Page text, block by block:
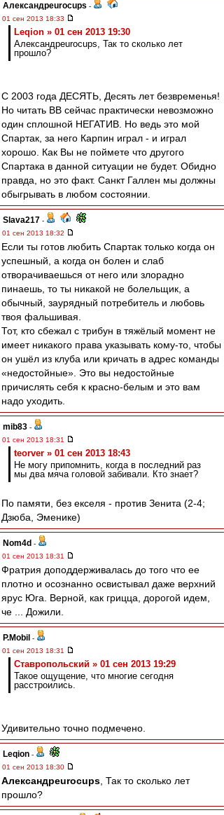
Александрeurocups -
01 сен 2013 18:33
Leqion » 01 сен 2013 19:30
Александрeurocups, Так то сколько лет
прошло?
С 2003 года ДЕСЯТЬ, Десять лет безвременья!
Но читать ВВ сейчас практически невозможно
один сплошной НЕГАТИВ. Но ведь это мой
Спартак, за него Карпин играл - и играл
хорошо. Как Вы не поймете что другого
Спартака в данной ситуации не будет. Обидно
правда, но это факт. Санкт Галлен мы должны
обыгрывать в любом состоянии.
Slava217 -
01 сен 2013 18:32
Если ты готов любить Спартак только когда он
успешный, а когда он болен и слаб
отворачиваешься от него или злорадно
пинаешь, то ты никакой не болельщик, а
обычный, заурядный потребитель и любовь
твоя фальшивая.
Тот, кто сбежал с трибун в тяжёлый момент не
имеет никакого права указывать кому-то, чтобы
он ушёл из клуба или кричать в адрес команды
«недостойные». Это вы недостойные
причислять себя к красно-белым и это вам
надо уходить.
mib83 -
01 сен 2013 18:31
teorver » 01 сен 2013 18:43
Не могу припомнить, когда в последний раз
мы два мяча головой забивали. Кто знает?
По памяти, без екселя - против Зенита (2-4;
Дзюба, Эменике)
Nom4d -
01 сен 2013 18:31
Фратрия доподдерживалась до того что ее
плотно и осознанно освистывал даже верхний
ярус Юга. Верной, как грицца, дорогой идем,
че ... Дожили.
P.Mobil -
01 сен 2013 18:31
Ставропольский » 01 сен 2013 19:29
Такое ощущение, что многие сегодня
расстроились.
Удивительно точно подмечено.
Leqion -
01 сен 2013 18:30
Александрeurocups , Так то сколько лет
прошло?